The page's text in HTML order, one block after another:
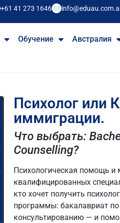
+61 41 273 1646
Обучение Австралия
Психолог или
иммиграции.
Что выбрать:
Counselling?
Психологическая помощь и
квалифицированных
кто хочет получить
программы: бакалавриат по
консультированию — и